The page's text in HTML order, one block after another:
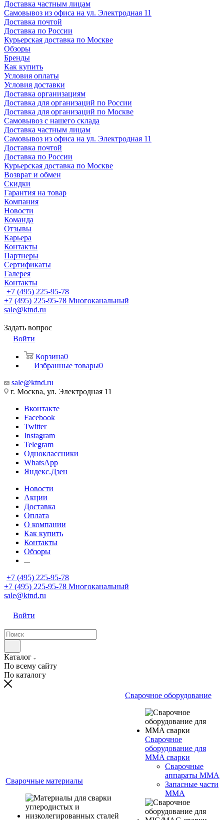
Доставка частным лицам
Самовывоз из офиса на ул. Электродная 11
Доставка почтой
Доставка по России
Курьерская доставка по Москве
Обзоры
Бренды
Как купить
Условия оплаты
Условия доставки
Доставка организациям
Доставка для организаций по России
Доставка для организаций по Москве
Самовывоз с нашего склада
Доставка частным лицам
Самовывоз из офиса на ул. Электродная 11
Доставка почтой
Доставка по России
Курьерская доставка по Москве
Возврат и обмен
Скидки
Гарантия на товар
Компания
Новости
Команда
Отзывы
Карьера
Контакты
Партнеры
Сертификаты
Галерея
Контакты
+7 (495) 225-95-78
+7 (495) 225-95-78 Многоканальный
sale@ktnd.ru
Задать вопрос
Войти
Корзина0
Избранные товары0
sale@ktnd.ru
г. Москва, ул. Электродная 11
Вконтакте
Facebook
Twitter
Instagram
Telegram
Одноклассники
WhatsApp
Яндекс.Дзен
Новости
Акции
Доставка
Оплата
О компании
Как купить
Контакты
Обзоры
...
+7 (495) 225-95-78
+7 (495) 225-95-78 Многоканальный
sale@ktnd.ru
Войти
Каталог
По всему сайту
По каталогу
Сварочные материалы
Сварочное оборудование
Сварочное
оборудование для
MMA сварки
Сварочные
аппараты MMA
Запасные части
MMA